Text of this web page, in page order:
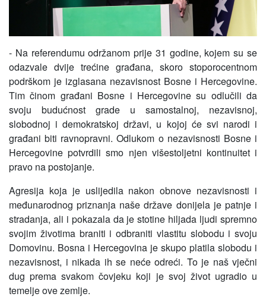
- Na referendumu održanom prije 31 godine, kojem su se
odazvale dvije trećine građana, skoro stoporocentnom
podrškom je izglasana nezavisnost Bosne i Hercegovine.
Tim činom građani Bosne i Hercegovine su odlučili da
svoju budućnost grade u samostalnoj, nezavisnoj,
slobodnoj i demokratskoj državi, u kojoj će svi narodi i
građani biti ravnopravni. Odlukom o nezavisnosti Bosne i
Hercegovine potvrdili smo njen višestoljetni kontinuitet i
pravo na postojanje.
Agresija koja je uslijedila nakon obnove nezavisnosti i
međunarodnog priznanja naše države donijela je patnje i
stradanja, ali i pokazala da je stotine hiljada ljudi spremno
svojim životima braniti i odbraniti vlastitu slobodu i svoju
Domovinu. Bosna i Hercegovina je skupo platila slobodu i
nezavisnost, i nikada ih se neće odreći. To je naš vječni
dug prema svakom čovjeku koji je svoj život ugradio u
temelje ove zemlje.